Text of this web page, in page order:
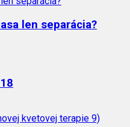
len separácia?